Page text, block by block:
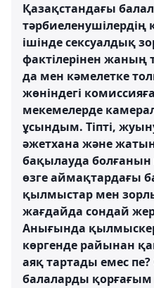
Қазақстандағы
ішінде сексуалдық
фактілерінен жаның
да мен кәмелетке
жөніндегі
мекемелерде
ұсындым. Тіпті,
әжетхана және
бақылауда
өзге аймақтардағы
қылмыстар мен
жағдайда сондай
Анығында
көргенде райынан
аяқ тартады емес
балаларды қорғағым